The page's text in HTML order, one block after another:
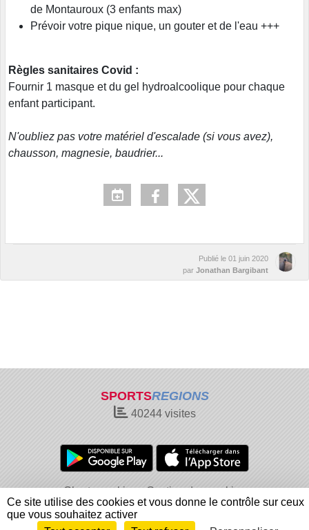
de Montauroux (3 enfants max)
Prévoir votre pique nique, un gouter et de l'eau +++
Règles sanitaires Covid :
Fournir 1 masque et du gel hydroalcoolique pour chaque
enfant participant.
N'oubliez pas votre matériel d'escalade (si vous avez),
chausson, magnesie, baudrier...
Publié le 01 juin 2020
par Jonathan Bargibant
SPORTSREGIONS
40244visites
Charte cookies
Gestion des cookies
Informations légales
Signaler un contenu inapproprié
Ce site utilise des cookies et vous donne le contrôle sur ceux
que vous souhaitez activer